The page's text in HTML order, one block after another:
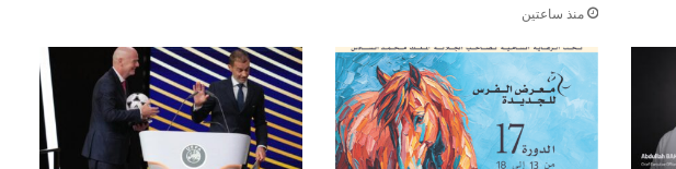
منذ ساعتين